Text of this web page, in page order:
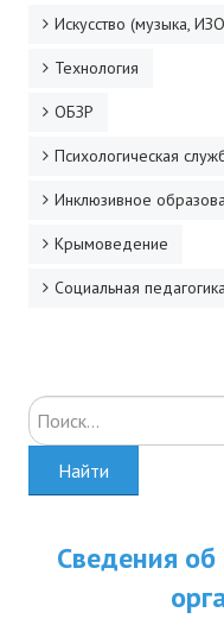
Искусство (музыка,
Технология
ОБЗР
Психологическая
Инклюзивное
Крымоведение
Социальная педагогика
Искать...
Найти
Сведения